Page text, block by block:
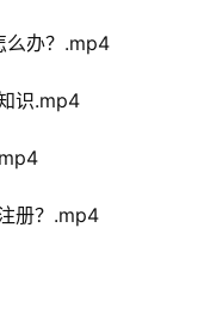
么办？.mp4
识.mp4
册？.mp4